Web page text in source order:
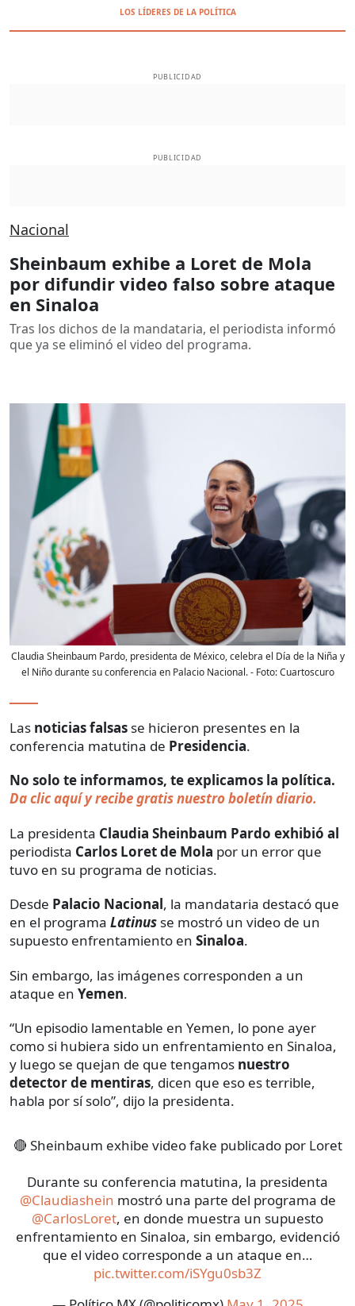
LOS LÍDERES DE LA POLÍTICA
PUBLICIDAD
PUBLICIDAD
Nacional
Sheinbaum exhibe a Loret de Mola
por difundir video falso sobre ataque
en Sinaloa
Tras los dichos de la mandataria, el periodista informó
que ya se eliminó el video del programa.
Claudia Sheinbaum Pardo, presidenta de México, celebra el Día de la Niña y
el Niño durante su conferencia en Palacio Nacional.- Foto:Cuartoscuro
Las noticias falsas se hicieron presentes en la
conferencia matutina de Presidencia.
No solo te informamos, te explicamos la política.
Da clic aquí y recibe gratis nuestro boletín diario.
La presidenta Claudia Sheinbaum Pardo exhibió al
periodista Carlos Loret de Mola por un error que
tuvo en su programa de noticias.
Desde Palacio Nacional, la mandataria destacó que
en el programa Latinus se mostró un video de un
supuesto enfrentamiento en Sinaloa.
Sin embargo, las imágenes corresponden a un
ataque en Yemen.
“Un episodio lamentable en Yemen, lo pone ayer
como si hubiera sido un enfrentamiento en Sinaloa,
y luego se quejan de que tengamos nuestro
detector de mentiras, dicen que eso es terrible,
habla por sí solo”, dijo la presidenta.
🔴 Sheinbaum exhibe video fake publicado por Loret
Durante su conferencia matutina, la presidenta
@Claudiashein mostró una parte del programa de
@CarlosLoret, en donde muestra un supuesto
enfrentamiento en Sinaloa, sin embargo, evidenció
que el video corresponde a un ataque en…
pic.twitter.com/iSYgu0sb3Z